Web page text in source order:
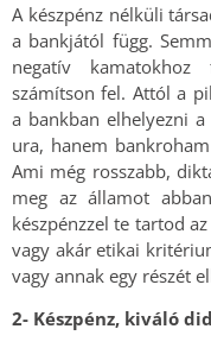
A készpénz nélküli
a bankjától függ.
negatív
számítson fel. Attól a
a bankban elhelyezni
ura, hanem
Ami még rosszabb,
meg az államot
készpénzzel te tartod
vagy akár etikai
vagy annak egy részét
2- Készpénz, kiváló